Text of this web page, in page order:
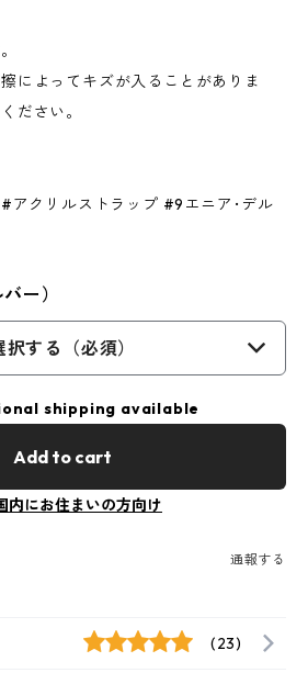
によってキズが入ることがありま
ださい。
アクリルストラップ #9エニア･デル
ー）
択する（必須）
shipping available
Add to cart
内にお住まいの方向け
通報する
(23)